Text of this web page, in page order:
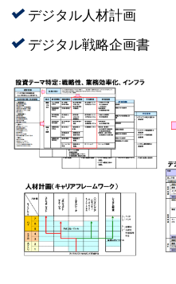
デジタル人材計画
デジタル戦略企画書